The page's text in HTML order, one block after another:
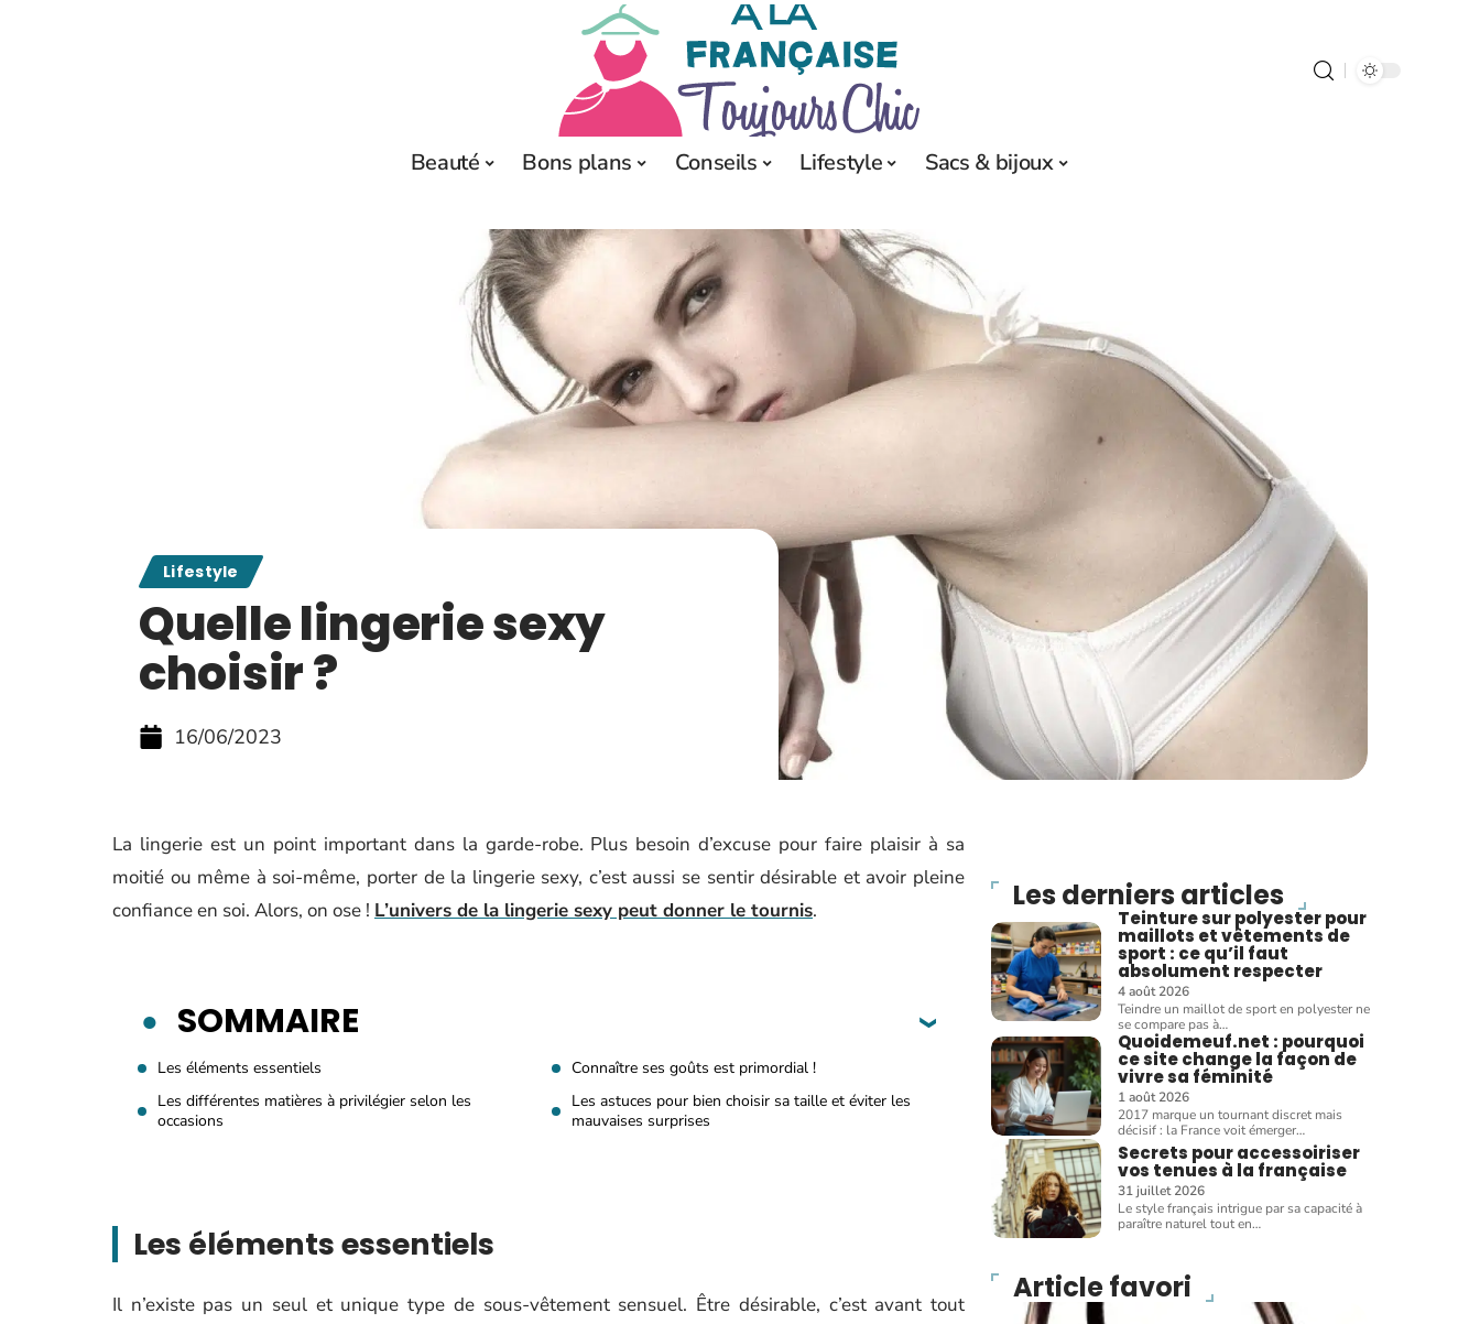
Beauté Bons plans Conseils Lifestyle Sacs & bijoux
Lifestyle
Quelle lingerie sexy
choisir ?
16/06/2023
La lingerie est un point important dans la garde-robe. Plus besoin d’excuse pour faire plaisir à sa
moitié ou même à soi-même, porter de la lingerie sexy, c’est aussi se sentir désirable et avoir pleine
confiance en soi. Alors, on ose ! L’univers de la lingerie sexy peut donner le tournis.
SOMMAIRE
Les éléments essentiels
Connaître ses goûts est primordial !
Les différentes matières à privilégier selon les
occasions
Les astuces pour bien choisir sa taille et éviter les
mauvaises surprises
Les éléments essentiels
Il n’existe pas un seul et unique type de sous-vêtement sensuel. Être désirable, c’est avant tout
Les derniers articles
Teinture sur polyester pour
maillots et vêtements de
sport : ce qu’il faut
absolument respecter
4 août 2026
Teindre un maillot de sport en polyester ne
se compare pas à…
Quoidemeuf.net : pourquoi
ce site change la façon de
vivre sa féminité
1 août 2026
2017 marque un tournant discret mais
décisif : la France voit émerger…
Secrets pour accessoiriser
vos tenues à la française
31 juillet 2026
Le style français intrigue par sa capacité à
paraître naturel tout en…
Article favori